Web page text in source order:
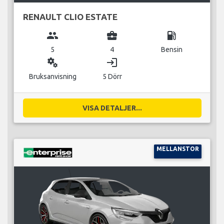
RENAULT CLIO ESTATE
group
5
business_center
4
local_gas_station
Bensin
miscellaneous_services
Bruksanvisning
login
5 Dörr
VISA DETALJER...
MELLANSTOR